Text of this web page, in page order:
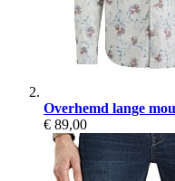
Overhemd lange
€ 89,00